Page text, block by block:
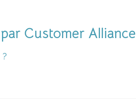
Customer Alliance